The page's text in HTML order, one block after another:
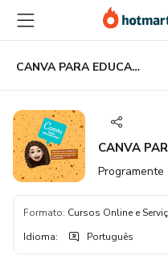
para
conteúdo
principal
para
pagamento
para
rodapé
CANVA PARA EDUCADORES
CANVA
Programente
Formato: Cursos Online e
Idioma: Português